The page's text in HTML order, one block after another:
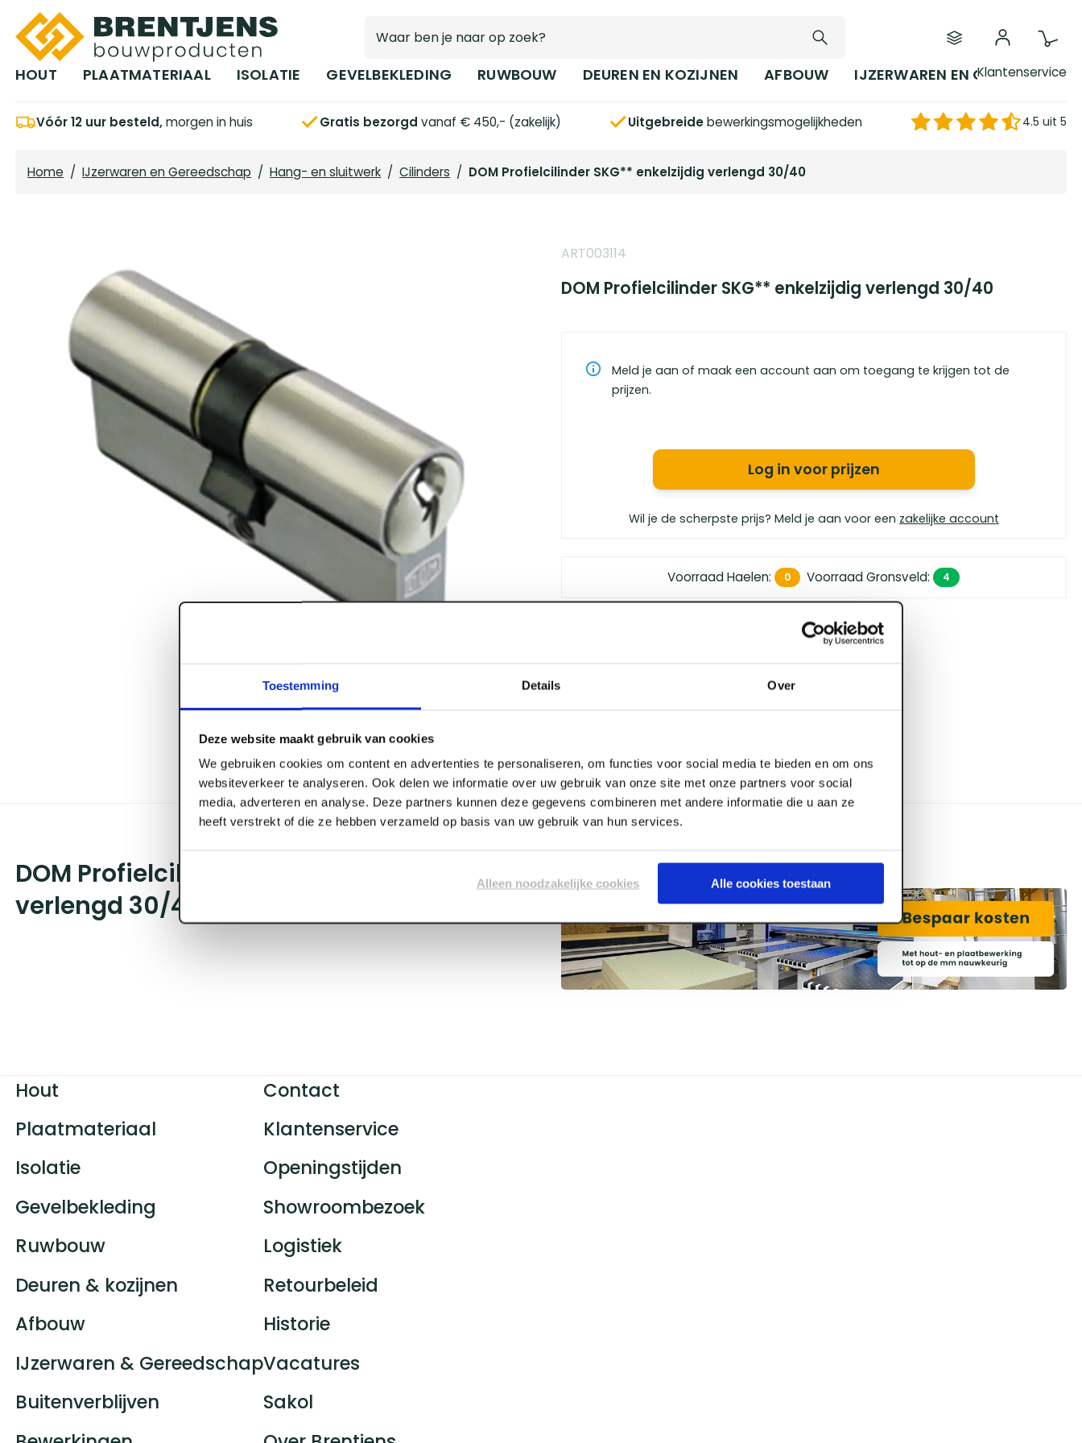
Toestemming Details Over
Deze website maakt gebruik van cookies
We gebruiken cookies om content en advertenties te personaliseren, om functies voor social media te bieden en om ons
websiteverkeer te analyseren. Ook delen we informatie over uw gebruik van onze site met onze partners voor social
media, adverteren en analyse. Deze partners kunnen deze gegevens combineren met andere informatie die u aan ze
heeft verstrekt of die ze hebben verzameld op basis van uw gebruik van hun services.
Alleen noodzakelijke cookies Alle cookies toestaan
Ga naar hoofdinhoud
HOUT PLAATMATERIAAL ISOLATIE GEVELBEKLEDING RUWBOUW DEUREN EN KOZIJNEN AFBOUW IJZERWAREN EN GEREEDSCHAP
Klantenservice
Vóór 12 uur besteld,morgen in huis Gratis bezorgd vanaf € 450,- (zakelijk) Uitgebreidebewerkingsmogelijkheden 4.5 uit 5
Home / IJzerwaren en Gereedschap / Hang- en sluitwerk / Cilinders / DOM Profielcilinder SKG** enkelzijdig verlengd 30/40
ART003114
DOM Profielcilinder SKG** enkelzijdig verlengd 30/40
Meld je aan of maak een account aan om toegang te krijgen tot de
prijzen.
Log in voor prijzen
Wil je de scherpste prijs? Meld je aan voor een zakelijke account
Voorraad Haelen: 0 Voorraad Gronsveld: 4
vanaf € 450,- (zakelijk)
een 4.5 uit 5
DOM Profielcilinder SKG** enkelzijdig
verlengd 30/40
Hout
Plaatmateriaal
Isolatie
Gevelbekleding
Ruwbouw
Deuren & kozijnen
Afbouw
IJzerwaren & Gereedschap
Buitenverblijven
Contact
Klantenservice
Openingstijden
Showroombezoek
Logistiek
Retourbeleid
Historie
Vacatures
Sakol